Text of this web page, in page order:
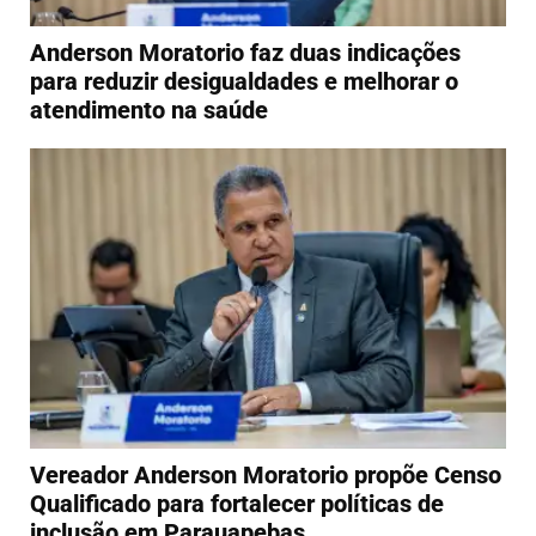
Anderson Moratorio faz duas indicações
para reduzir desigualdades e melhorar o
atendimento na saúde
Vereador Anderson Moratorio propõe Censo
Qualificado para fortalecer políticas de